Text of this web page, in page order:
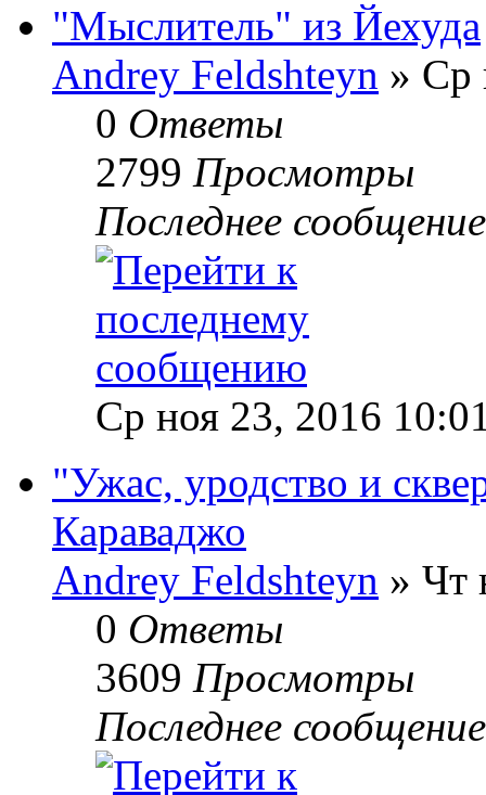
"Мыслитель" из Йехуда
Andrey Feldshteyn » Ср
0 Ответы
2799 Просмотры
Последнее
Ср ноя 23, 2016
"Ужас, уродство и
Караваджо
Andrey Feldshteyn » Чт
0 Ответы
3609 Просмотры
Последнее